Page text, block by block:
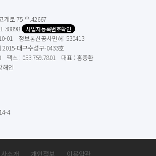
개로 75 우.42667
38898 사업자등록번호확인
01 정보통신공사면허: 530413
대구수성구-0433호
팩스 : 053.759.7801
대표 : 홍종환
해인
4
소개 개인정보 이용약관